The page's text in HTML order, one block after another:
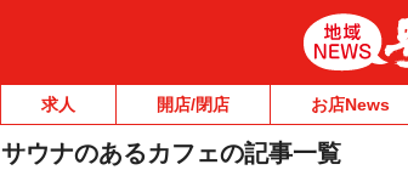
求人 開店/閉店 お店News
サウナのあるカフェの記事一覧